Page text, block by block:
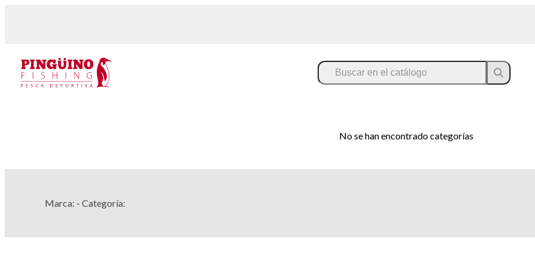
No se han encontrado categorías
Marca: - Categoría: